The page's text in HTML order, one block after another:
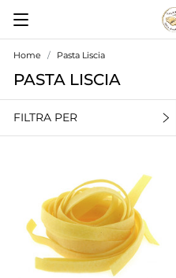
Home Pasta Liscia
PASTA LISCIA
FILTRA PER